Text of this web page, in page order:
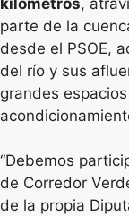
parte de la
desde el PSOE,
del río y sus
grandes
“Debemos
de Corredor
de la propia